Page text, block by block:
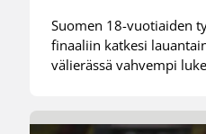
Suomen 18-vuotiaiden
finaaliin katkesi
välierässä vahvempi